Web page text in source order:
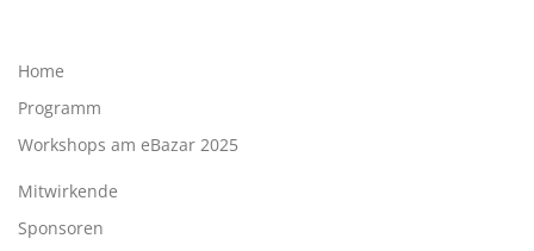
Home
Programm
Workshops am eBazar 2025
Mitwirkende
Sponsoren